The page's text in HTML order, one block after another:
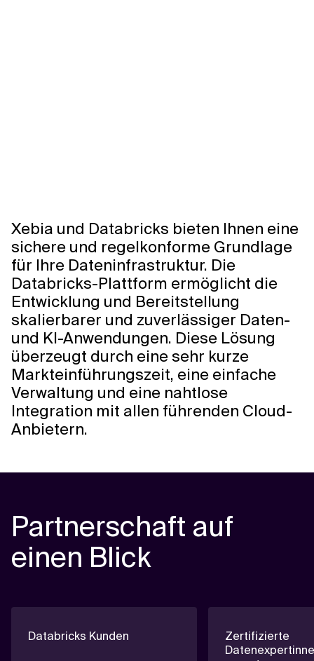
Xebia und Databricks bieten Ihnen eine
sichere und regelkonforme Grundlage
für Ihre Dateninfrastruktur. Die
Databricks-Plattform ermöglicht die
Entwicklung und Bereitstellung
skalierbarer und zuverlässiger Daten-
und KI-Anwendungen. Diese Lösung
überzeugt durch eine sehr kurze
Markteinführungszeit, eine einfache
Verwaltung und eine nahtlose
Integration mit allen führenden Cloud-
Anbietern.
Partnerschaft auf
einen Blick
Databricks Kunden
Zertifizierte